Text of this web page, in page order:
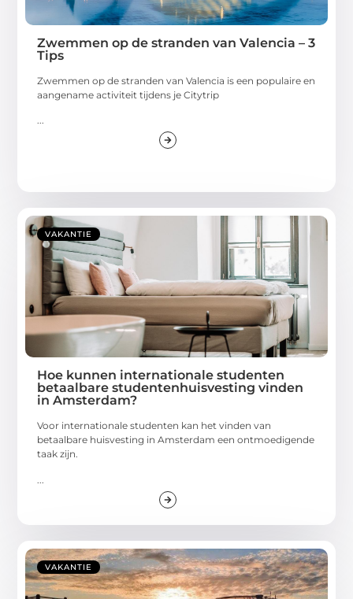
Zwemmen op de stranden van Valencia – 3
Tips
Zwemmen op de stranden van Valencia is een populaire en
aangename activiteit tijdens je Citytrip
...
VAKANTIE
Hoe kunnen internationale studenten
betaalbare studentenhuisvesting vinden
in Amsterdam?
Voor internationale studenten kan het vinden van
betaalbare huisvesting in Amsterdam een ontmoedigende
taak zijn.
VAKANTIE